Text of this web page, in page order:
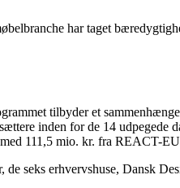
har taget
tilbyder et
inden for de 14 udpegede
111,5 mio. kr. fra REACT-
seks erhvervshuse, Dansk